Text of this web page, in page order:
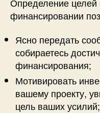
финансировании
Ясно передать
собираетесь
финансирования;
Мотивировать
вашему проекту,
цель ваших усилий;